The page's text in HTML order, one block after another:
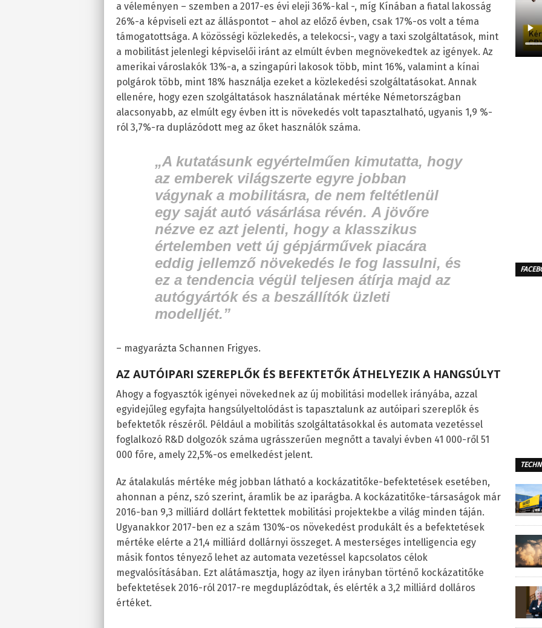
a véleményen – szemben a 2017-es évi eleji 36%-kal -, míg Kínában a fiatal lakosság
26%-a képviseli ezt az álláspontot – ahol az előző évben, csak 17%-os volt a téma
támogatottsága. A közösségi közlekedés, a telekocsi-, vagy a taxi szolgáltatások, mint
a mobilitást jelenlegi képviselői iránt az elmúlt évben megnövekedtek az igények. Az
amerikai városlakók 13%-a, a szingapúri lakosok több, mint 16%, valamint a kínai
polgárok több, mint 18% használja ezeket a közlekedési szolgáltatásokat. Annak
ellenére, hogy ezen szolgáltatások használatának mértéke Németországban
alacsonyabb, az elmúlt egy évben itt is növekedés volt tapasztalható, ugyanis 1,9 %-
ról 3,7%-ra duplázódott meg az őket használók száma.
„A kutatásunk egyértelműen kimutatta, hogy
az emberek világszerte egyre jobban
vágynak a mobilitásra, de nem feltétlenül
egy saját autó vásárlása révén. A jövőre
nézve ez azt jelenti, hogy a klasszikus
értelemben vett új gépjárművek piacára
eddig jellemző növekedés le fog lassulni, és
ez a tendencia végül teljesen átírja majd az
autógyártók és a beszállítók üzleti
modelljét.”
– magyarázta Schannen Frigyes.
AZ AUTÓIPARI SZEREPLŐK ÉS BEFEKTETŐK ÁTHELYEZIK A HANGSÚLYT
Ahogy a fogyasztók igényei növekednek az új mobilitási modellek irányába, azzal
egyidejűleg egyfajta hangsúlyeltolódást is tapasztalunk az autóipari szereplők és
befektetők részéről. Például a mobilitás szolgáltatásokkal és automata vezetéssel
foglalkozó R&D dolgozók száma ugrásszerűen megnőtt a tavalyi évben 41 000-ről 51
000 főre, amely 22,5%-os emelkedést jelent.
Az átalakulás mértéke még jobban látható a kockázatitőke-befektetések esetében,
ahonnan a pénz, szó szerint, áramlik be az iparágba. A kockázatitőke-társaságok már
2016-ban 9,3 milliárd dollárt fektettek mobilitási projektekbe a világ minden táján.
Ugyanakkor 2017-ben ez a szám 130%-os növekedést produkált és a befektetések
mértéke elérte a 21,4 milliárd dollárnyi összeget. A mesterséges intelligencia egy
másik fontos tényező lehet az automata vezetéssel kapcsolatos célok
megvalósításában. Ezt alátámasztja, hogy az ilyen irányban történő kockázatitőke
befektetések 2016-ról 2017-re megduplázódtak, és elérték a 3,2 milliárd dolláros
értéket.